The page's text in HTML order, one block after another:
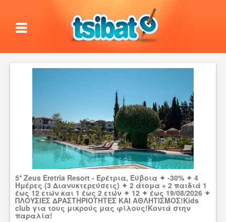
5* Zeus Eretria Resort - Ερέτρια, Εύβοια ✦ -30% ✦ 4
Ημέρες (3 Διανυκτερεύσεις) ✦ 2 άτομα + 2 παιδιά 1
έως 12 ετών και 1 έως 2 ετών ✦ 12 ✦ έως 19/08/2026 ✦
ΠΛΟΥΣΙΕΣ ΔΡΑΣΤΗΡΙΟΤΗΤΕΣ ΚΑΙ ΑΘΛΗΤΙΣΜΟΣ!Kids
club για τους μικρούς μας φίλους!Κοντά στην
παραλία!